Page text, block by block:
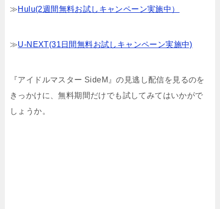
≫Hulu(2週間無料お試しキャンペーン実施中）
≫U-NEXT(31日間無料お試しキャンペーン実施中)
『アイドルマスター SideM』の見逃し配信を見るのを
きっかけに、無料期間だけでも試してみてはいかがで
しょうか。